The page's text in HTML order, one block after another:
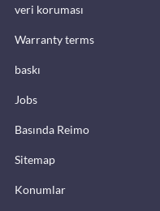
veri koruması
Warranty terms
baskı
Jobs
Basında Reimo
Sitemap
Konumlar